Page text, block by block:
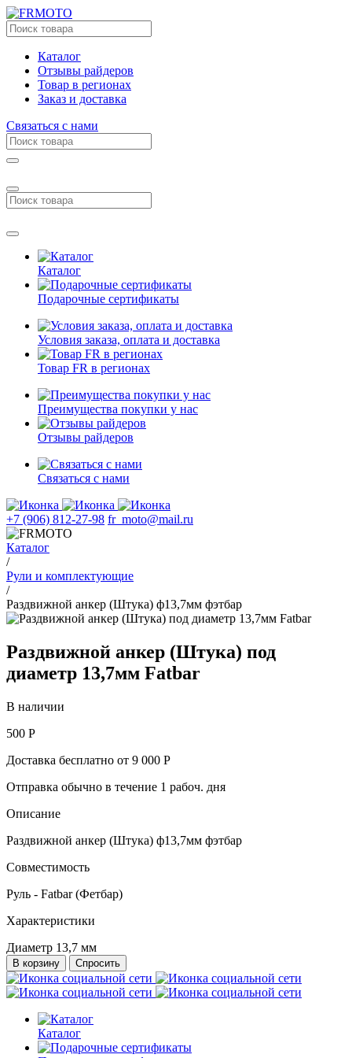
Каталог
Отзывы райдеров
Товар в регионах
Заказ и доставка
Связаться с нами
Каталог
Подарочные сертификаты
Условия заказа, оплата и доставка
Товар FR в регионах
Преимущества покупки у нас
Отзывы райдеров
Связаться с нами
+7 (906) 812-27-98 fr_moto@mail.ru
Каталог
/
Рули и комплектующие
/
Раздвижной анкер (Штука) ф13,7мм фэтбар
Раздвижной анкер (Штука) под
диаметр 13,7мм Fatbar
В наличии
500 Р
Доставка бесплатно от 9 000 Р
Отправка обычно в течение 1 рабоч. дня
Описание
Раздвижной анкер (Штука) ф13,7мм фэтбар
Совместимость
Руль - Fatbar (Фетбар)
Характеристики
Диаметр 13,7 мм
В корзину Спросить
Каталог